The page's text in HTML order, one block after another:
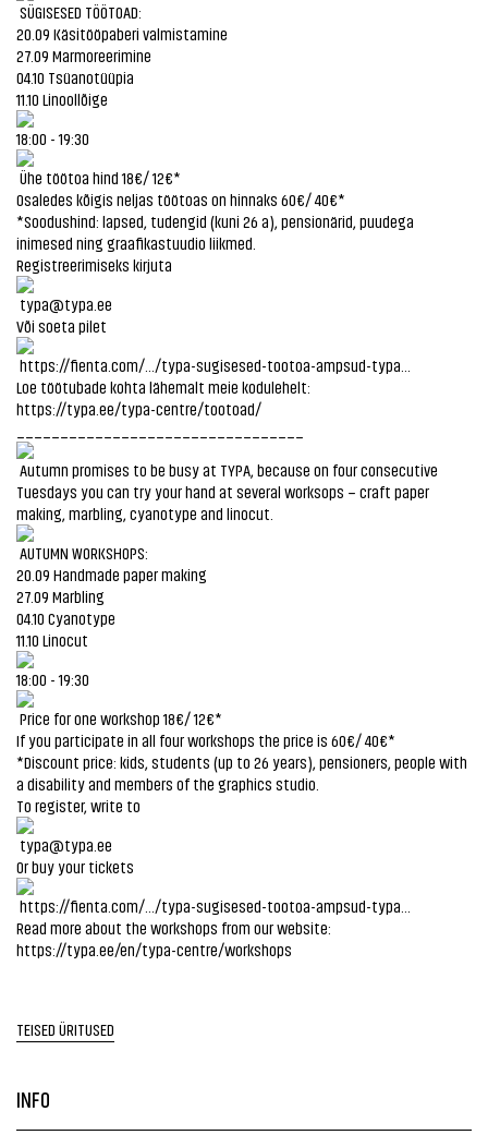
SÜGISESED TÖÖTOAD:
20.09 Käsitööpaberi valmistamine
27.09 Marmoreerimine
04.10 Tsüanotüüpia
11.10 Linoollõige
18:00 - 19:30
Ühe töötoa hind 18€/ 12€*
Osaledes kõigis neljas töötoas on hinnaks 60€/ 40€*
*Soodushind: lapsed, tudengid (kuni 26 a), pensionärid, puudega
inimesed ning graafikastuudio liikmed.
Registreerimiseks kirjuta
typa@typa.ee
Või soeta pilet
https://fienta.com/.../typa-sugisesed-tootoa-ampsud-typa...
Loe töötubade kohta lähemalt meie kodulehelt:
https://typa.ee/typa-centre/tootoad/
Autumn promises to be busy at TYPA, because on four consecutive
Tuesdays you can try your hand at several worksops – craft paper
making, marbling, cyanotype and linocut.
AUTUMN WORKSHOPS:
20.09 Handmade paper making
27.09 Marbling
04.10 Cyanotype
11.10 Linocut
18:00 - 19:30
Price for one workshop 18€/ 12€*
If you participate in all four workshops the price is 60€/ 40€*
*Discount price: kids, students (up to 26 years), pensioners, people with
a disability and members of the graphics studio.
To register, write to
typa@typa.ee
Or buy your tickets
https://fienta.com/.../typa-sugisesed-tootoa-ampsud-typa...
Read more about the workshops from our website:
https://typa.ee/en/typa-centre/workshops
TEISED ÜRITUSED
INFO